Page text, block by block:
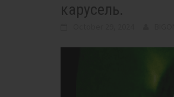
карусель.